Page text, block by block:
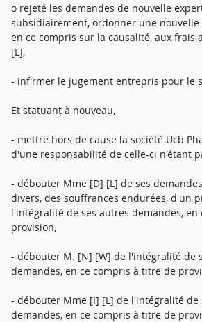
o rejeté les demandes de nouvelle
subsidiairement, ordonner une nouvelle
en ce compris sur la causalité, aux frais
[L],
- infirmer le jugement entrepris pour le
Et statuant à nouveau,
- mettre hors de cause la société Ucb
d'une responsabilité de celle-ci n'étant
- débouter Mme [D] [L] de ses
divers, des souffrances endurées, d'un
l'intégralité de ses autres demandes,
provision,
- débouter M. [N] [W] de l'intégralité de
demandes, en ce compris à titre de
- débouter Mme [I] [L] de l'intégralité de
demandes, en ce compris à titre de